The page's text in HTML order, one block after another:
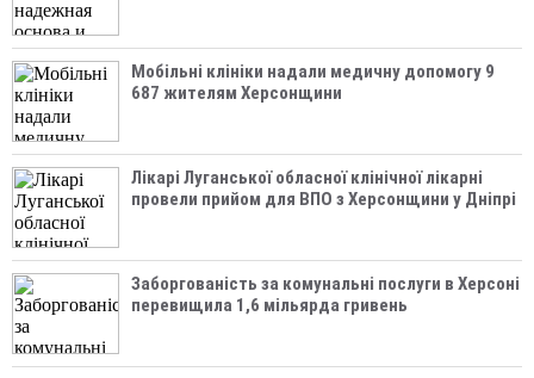
Мобільні клініки надали медичну допомогу 9
687 жителям Херсонщини
Лікарі Луганської обласної клінічної лікарні
провели прийом для ВПО з Херсонщини у Дніпрі
Заборгованість за комунальні послуги в Херсоні
перевищила 1,6 мільярда гривень